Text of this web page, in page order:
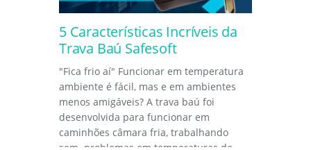
5 Características Incríveis da
Trava Baú Safesoft
"Fica frio aí" Funcionar em temperatura
ambiente é fácil, mas e em ambientes
menos amigáveis? A trava baú foi
desenvolvida para funcionar em
caminhões câmara fria, trabalhando